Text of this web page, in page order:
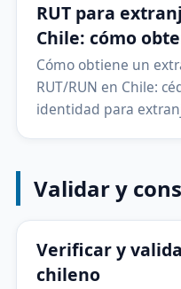
RUT para
Chile: cómo
Cómo obtiene un
RUT/RUN en Chile:
identidad para
Validar y
Verificar y
chileno